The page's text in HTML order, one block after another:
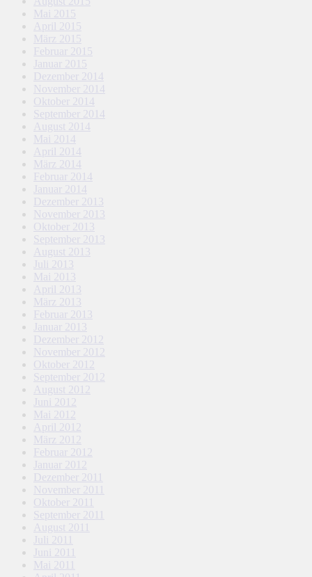
Mai 2015
April 2015
März 2015
Februar 2015
Januar 2015
Dezember 2014
November 2014
Oktober 2014
September 2014
August 2014
Mai 2014
April 2014
März 2014
Februar 2014
Januar 2014
Dezember 2013
November 2013
Oktober 2013
September 2013
August 2013
Juli 2013
Mai 2013
April 2013
März 2013
Februar 2013
Januar 2013
Dezember 2012
November 2012
Oktober 2012
September 2012
August 2012
Juni 2012
Mai 2012
April 2012
März 2012
Februar 2012
Januar 2012
Dezember 2011
November 2011
Oktober 2011
September 2011
August 2011
Juli 2011
Juni 2011
Mai 2011